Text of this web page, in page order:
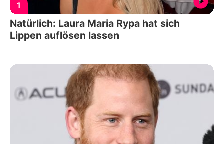
1
Natürlich: Laura Maria Rypa hat sich
Lippen auflösen lassen